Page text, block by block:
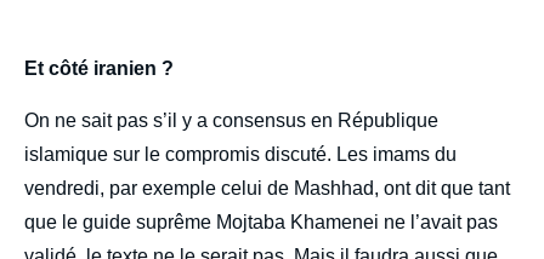
Et côté iranien ?
On ne sait pas s’il y a consensus en République
islamique sur le compromis discuté. Les imams du
vendredi, par exemple celui de Mashhad, ont dit que tant
que le guide suprême Mojtaba Khamenei ne l’avait pas